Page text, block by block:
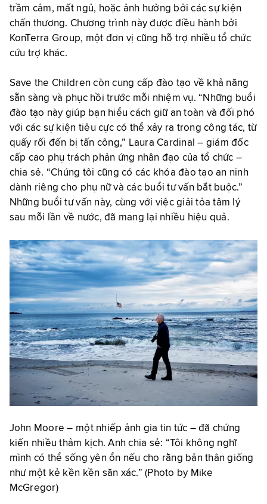
trầm cảm, mất ngủ, hoặc ảnh hưởng bởi các sự kiện
chấn thương. Chương trình này được điều hành bởi
KonTerra Group, một đơn vị cũng hỗ trợ nhiều tổ chức
cứu trợ khác.
Save the Children còn cung cấp đào tạo về khả năng
sẵn sàng và phục hồi trước mỗi nhiệm vụ. “Những buổi
đào tạo này giúp bạn hiểu cách giữ an toàn và đối phó
với các sự kiện tiêu cực có thể xảy ra trong công tác, từ
quấy rối đến bị tấn công,” Laura Cardinal – giám đốc
cấp cao phụ trách phản ứng nhân đạo của tổ chức –
chia sẻ. “Chúng tôi cũng có các khóa đào tạo an ninh
dành riêng cho phụ nữ và các buổi tư vấn bắt buộc.”
Những buổi tư vấn này, cùng với việc giải tỏa tâm lý
sau mỗi lần về nước, đã mang lại nhiều hiệu quả.
John Moore – một nhiếp ảnh gia tin tức – đã chứng
kiến nhiều thảm kịch. Anh chia sẻ: “Tôi không nghĩ
mình có thể sống yên ổn nếu cho rằng bản thân giống
như một kẻ kền kền săn xác.” (Photo by Mike
McGregor)